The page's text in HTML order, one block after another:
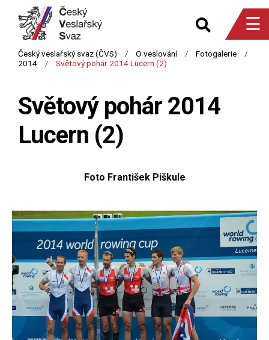
☰
Světový pohár 2014
Lucern (2)
Foto František Piškule